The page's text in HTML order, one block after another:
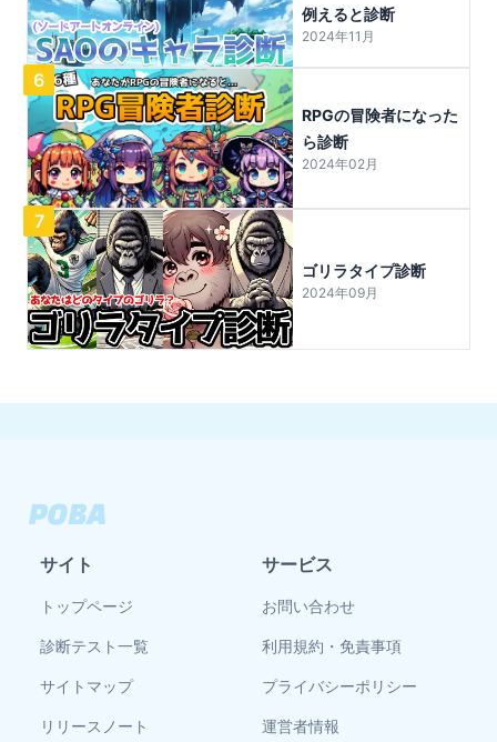
例えると診断
2024年11月
6
RPGの冒険者になった
ら診断
2024年02月
7
ゴリラタイプ診断
2024年09月
サイト
トップページ
診断テスト一覧
サイトマップ
リリースノート
サービス
お問い合わせ
利用規約・免責事項
プライバシーポリシー
運営者情報